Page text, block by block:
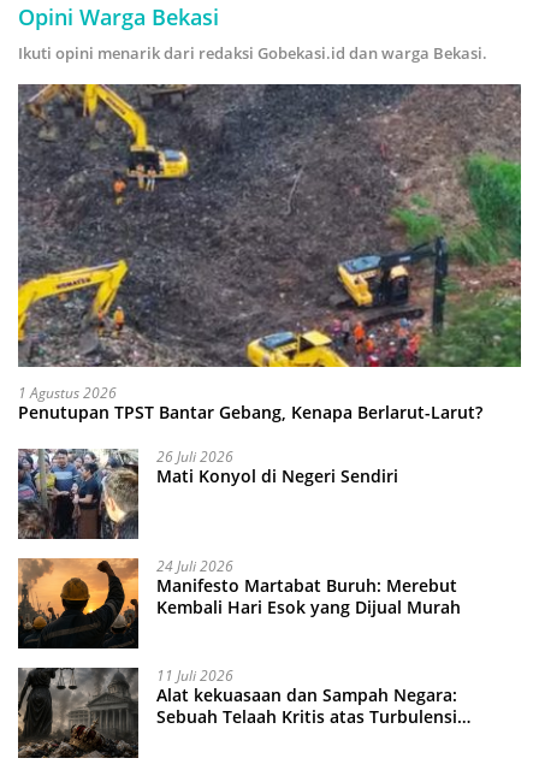
Opini Warga Bekasi
Ikuti opini menarik dari redaksi Gobekasi.id dan warga Bekasi.
1 Agustus 2026
Penutupan TPST Bantar Gebang, Kenapa Berlarut-Larut?
26 Juli 2026
Mati Konyol di Negeri Sendiri
24 Juli 2026
Manifesto Martabat Buruh: Merebut
Kembali Hari Esok yang Dijual Murah
11 Juli 2026
Alat kekuasaan dan Sampah Negara:
Sebuah Telaah Kritis atas Turbulensi